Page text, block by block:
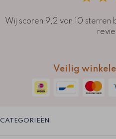
Wij scoren 9,2 van 10
Veilig
CATEGORIEËN